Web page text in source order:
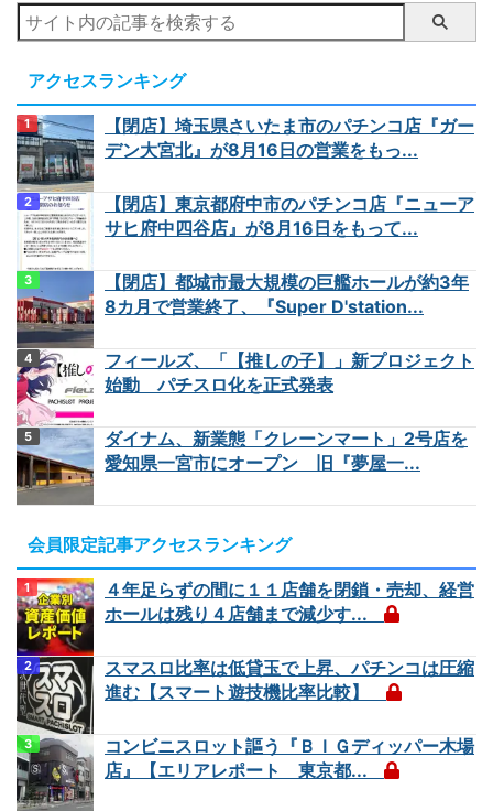
アクセスランキング
【閉店】埼玉県さいたま市のパチンコ店『ガー
デン大宮北』が8月16日の営業をもっ...
【閉店】東京都府中市のパチンコ店『ニューア
サヒ府中四谷店』が8月16日をもって...
【閉店】都城市最大規模の巨艦ホールが約3年
8カ月で営業終了、『Super D'station...
フィールズ、「【推しの子】」新プロジェクト
始動 パチスロ化を正式発表
ダイナム、新業態「クレーンマート」2号店を
愛知県一宮市にオープン 旧『夢屋一...
会員限定記事アクセスランキング
４年足らずの間に１１店舗を閉鎖・売却、経営
ホールは残り４店舗まで減少す...
スマスロ比率は低貸玉で上昇、パチンコは圧縮
進む【スマート遊技機比率比較】
コンビニスロット謳う『ＢＩＧディッパー木場
店』【エリアレポート 東京都...